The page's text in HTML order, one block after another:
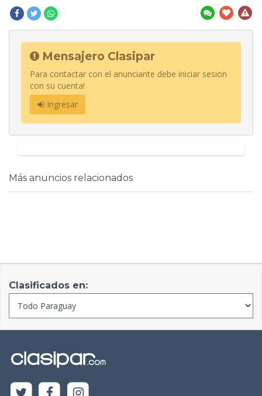
Mensajero Clasipar
Para contactar con el anunciante debe iniciar sesion
con su cuenta!
Ingresar
Más anuncios relacionados
Clasificados en: